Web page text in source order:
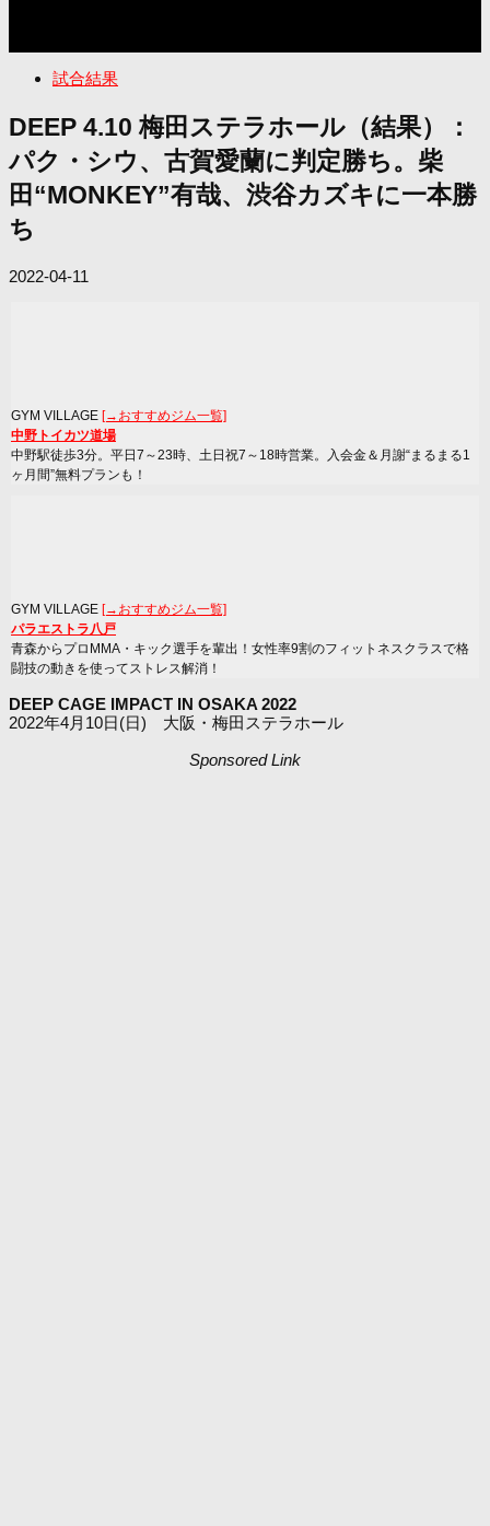
試合結果
DEEP 4.10 梅田ステラホール（結果）：
パク・シウ、古賀愛蘭に判定勝ち。柴
田“MONKEY”有哉、渋谷カズキに一本勝
ち
2022-04-11
GYM VILLAGE [→おすすめジム一覧]
中野トイカツ道場
中野駅徒歩3分。平日7～23時、土日祝7～18時営業。入会金＆月謝“まるまる1
ヶ月間”無料プランも！
GYM VILLAGE [→おすすめジム一覧]
パラエストラ八戸
青森からプロMMA・キック選手を輩出！女性率9割のフィットネスクラスで格
闘技の動きを使ってストレス解消！
DEEP CAGE IMPACT IN OSAKA 2022
2022年4月10日(日) 大阪・梅田ステラホール
Sponsored Link